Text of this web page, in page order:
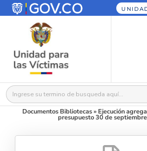
Buscar:
Documentos Bibliotecas» Ejecución
presupuesto 30 de